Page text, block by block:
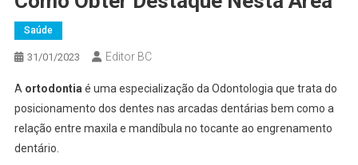
Saúde
31/01/2023 Editor BC
A ortodontia é uma especialização da Odontologia que trata do
posicionamento dos dentes nas arcadas dentárias bem como a
relação entre maxila e mandíbula no tocante ao engrenamento
dentário.